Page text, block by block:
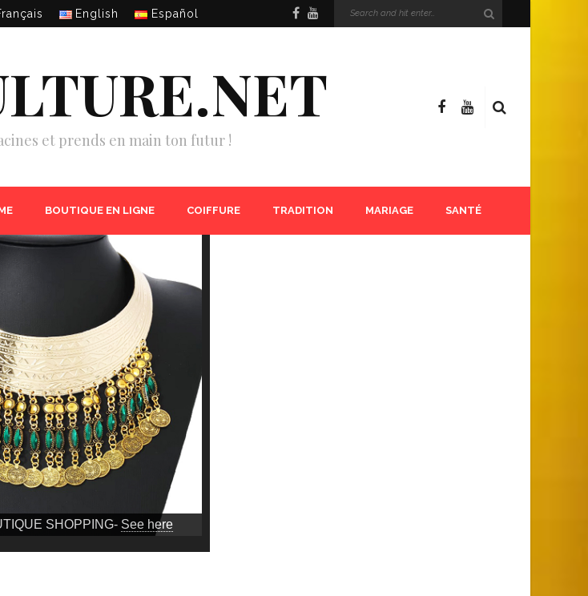
English Español
et prends en main ton futur !
BOUTIQUE EN LIGNE COIFFURE TRADITION MARIAGE SANTÉ
SHOPPING- See here